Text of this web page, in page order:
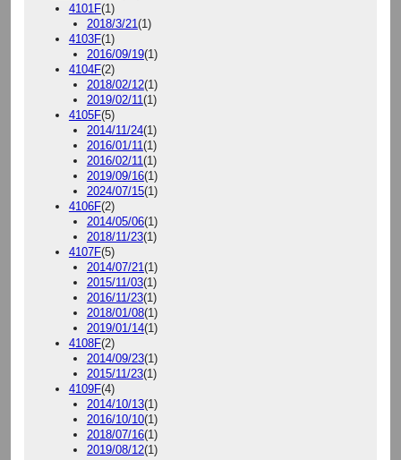
4101F(1)
2018/3/21(1)
4103F(1)
2016/09/19(1)
4104F(2)
2018/02/12(1)
2019/02/11(1)
4105F(5)
2014/11/24(1)
2016/01/11(1)
2016/02/11(1)
2019/09/16(1)
2024/07/15(1)
4106F(2)
2014/05/06(1)
2018/11/23(1)
4107F(5)
2014/07/21(1)
2015/11/03(1)
2016/11/23(1)
2018/01/08(1)
2019/01/14(1)
4108F(2)
2014/09/23(1)
2015/11/23(1)
4109F(4)
2014/10/13(1)
2016/10/10(1)
2018/07/16(1)
2019/08/12(1)